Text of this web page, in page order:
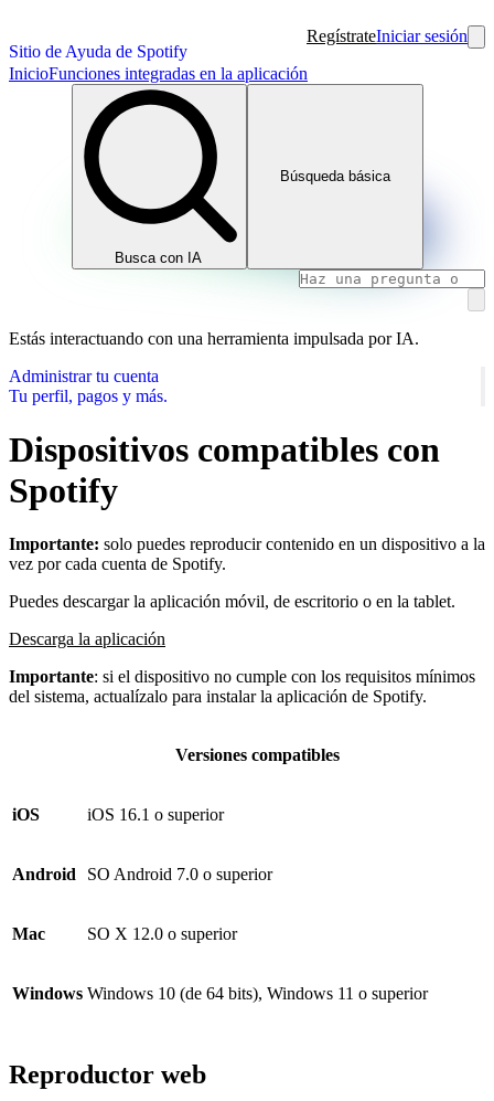
Sitio de Ayuda de Spotify
RegístrateIniciar sesión
InicioFunciones integradas en la aplicación
Busca con IA
Búsqueda básica
Estás interactuando con una herramienta impulsada por IA.
Administrar tu cuenta
Tu perfil, pagos y más.
Dispositivos compatibles con
Spotify
Importante: solo puedes reproducir contenido en un dispositivo a la
vez por cada cuenta de Spotify.
Puedes descargar la aplicación móvil, de escritorio o en la tablet.
Descarga la aplicación
Importante: si el dispositivo no cumple con los requisitos mínimos
del sistema, actualízalo para instalar la aplicación de Spotify.
Versiones compatibles
iOS iOS 16.1 o superior
Android SO Android 7.0 o superior
Mac SO X 12.0 o superior
Windows Windows 10 (de 64 bits), Windows 11 o superior
Reproductor web